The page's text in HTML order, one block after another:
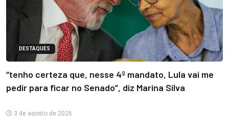
DESTAQUES
“tenho certeza que, nesse 4º mandato, Lula vai me
pedir para ficar no Senado”, diz Marina Silva
3 de agosto de 2026